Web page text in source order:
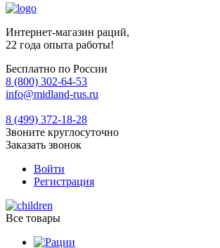
Интернет-магазин раций,
22 года опыта работы!
Бесплатно по России
8 (800) 302-64-53
info@midland-rus.ru
8 (499) 372-18-28
Звоните круглосуточно
Заказать звонок
Войти
Регистрация
Все товары